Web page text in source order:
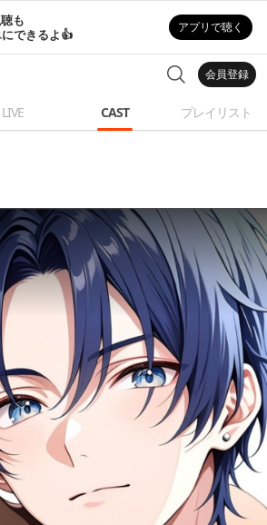
も
できるよ👍
アプリで聴く
会員登録
LIVE CAST プレイリスト